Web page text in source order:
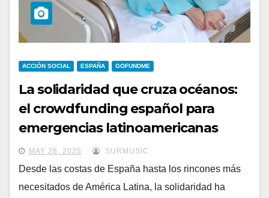
ACCIÓN SOCIAL ESPAÑA GOFUNDME
La solidaridad que cruza océanos:
el crowdfunding español para
emergencias latinoamericanas
MAY 28, 2025 SURMUSIC
Desde las costas de España hasta los rincones más
necesitados de América Latina, la solidaridad ha